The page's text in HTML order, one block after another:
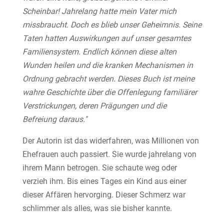
Scheinbar! Jahrelang hatte mein Vater mich
missbraucht. Doch es blieb unser Geheimnis. Seine
Taten hatten Auswirkungen auf unser gesamtes
Familiensystem. Endlich können diese alten
Wunden heilen und die kranken Mechanismen in
Ordnung gebracht werden. Dieses Buch ist meine
wahre Geschichte über die Offenlegung familiärer
Verstrickungen, deren Prägungen und die
Befreiung daraus."
Der Autorin ist das widerfahren, was Millionen von
Ehefrauen auch passiert. Sie wurde jahrelang von
ihrem Mann betrogen. Sie schaute weg oder
verzieh ihm. Bis eines Tages ein Kind aus einer
dieser Affären hervorging. Dieser Schmerz war
schlimmer als alles, was sie bisher kannte.